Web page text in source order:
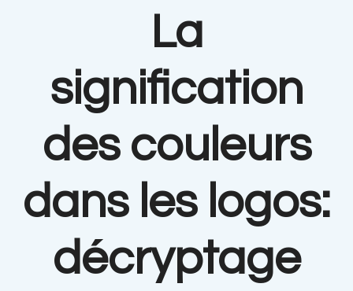
La
signification
des couleurs
dans les logos:
décryptage